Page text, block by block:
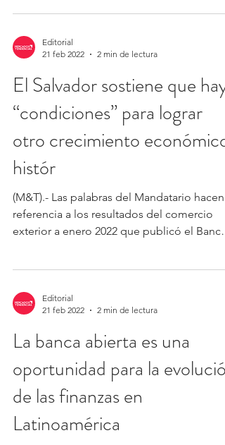
Editorial
21 feb 2022
2 min de lectura
El Salvador sostiene que hay
“condiciones” para lograr
otro crecimiento económico
histór
(M&T).- Las palabras del Mandatario hacen
referencia a los resultados del comercio
exterior a enero 2022 que publicó el Banco
Editorial
21 feb 2022
2 min de lectura
La banca abierta es una
oportunidad para la evolución
de las finanzas en
Latinoamérica